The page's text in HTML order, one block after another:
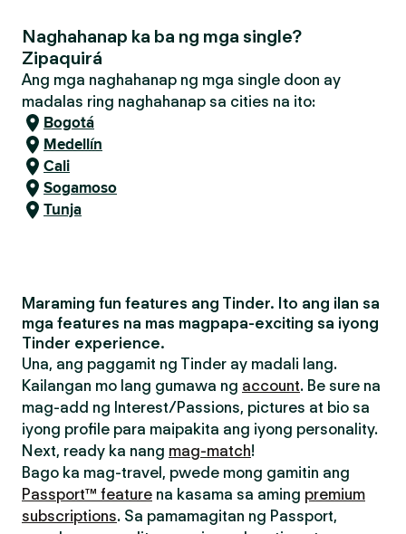
Naghahanap ka ba ng mga single?
Zipaquirá
Ang mga naghahanap ng mga single doon ay
madalas ring naghahanap sa cities na ito:
Bogotá
Medellín
Cali
Sogamoso
Tunja
Maraming fun features ang Tinder. Ito ang ilan sa
mga features na mas magpapa-exciting sa iyong
Tinder experience.
Una, ang paggamit ng Tinder ay madali lang.
Kailangan mo lang gumawa ng account. Be sure na
mag-add ng Interest/Passions, pictures at bio sa
iyong profile para maipakita ang iyong personality.
Next, ready ka nang mag-match!
Bago ka mag-travel, pwede mong gamitin ang
Passport™ feature na kasama sa aming premium
subscriptions. Sa pamamagitan ng Passport,